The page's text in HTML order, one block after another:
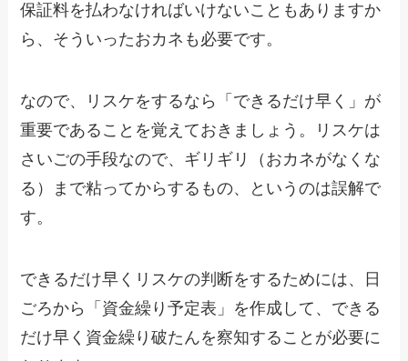
保証料を払わなければいけないこともありますか
ら、そういったおカネも必要です。
なので、リスケをするなら「できるだけ早く」が
重要であることを覚えておきましょう。リスケは
さいごの手段なので、ギリギリ（おカネがなくな
る）まで粘ってからするもの、というのは誤解で
す。
できるだけ早くリスケの判断をするためには、日
ごろから「資金繰り予定表」を作成して、できる
だけ早く資金繰り破たんを察知することが必要に